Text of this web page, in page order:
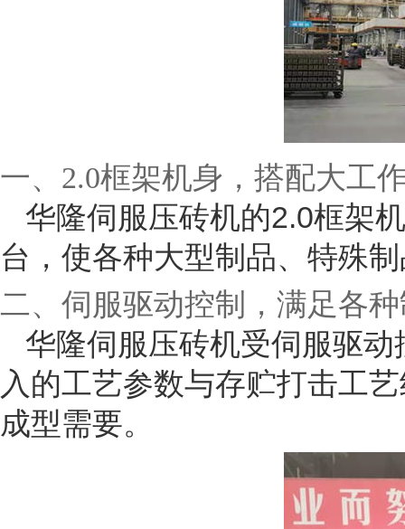
一、2.0框架机身，搭配大工
华隆伺服压砖机的2.0框架
台，使各种大型制品、特殊
二、伺服驱动控制，满足各
华隆伺服压砖机受伺服驱
入的工艺参数与存贮打击工
成型需要。